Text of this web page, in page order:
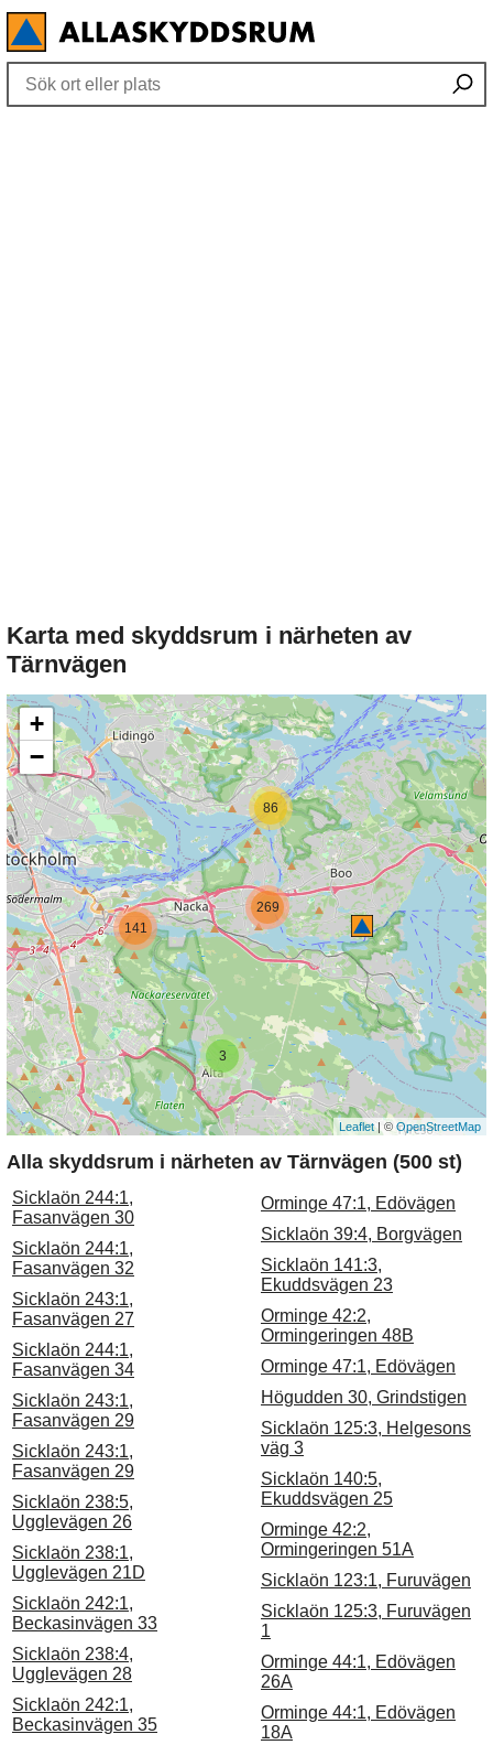
Karta med skyddsrum i närheten av
Tärnvägen
3
86
141
269
+
−
Leaflet| © OpenStreetMap
Alla skyddsrum i närheten av Tärnvägen (500 st)
Sicklaön 244:1,
Fasanvägen 30
Sicklaön 244:1,
Fasanvägen 32
Sicklaön 243:1,
Fasanvägen 27
Sicklaön 244:1,
Fasanvägen 34
Sicklaön 243:1,
Fasanvägen 29
Sicklaön 243:1,
Fasanvägen 29
Sicklaön 238:5,
Ugglevägen 26
Sicklaön 238:1,
Ugglevägen 21D
Sicklaön 242:1,
Beckasinvägen 33
Sicklaön 238:4,
Ugglevägen 28
Sicklaön 242:1,
Beckasinvägen 35
Orminge 47:1, Edövägen
Sicklaön 39:4, Borgvägen
Sicklaön 141:3,
Ekuddsvägen 23
Orminge 42:2,
Ormingeringen 48B
Orminge 47:1, Edövägen
Högudden 30, Grindstigen
Sicklaön 125:3, Helgesons
väg 3
Sicklaön 140:5,
Ekuddsvägen 25
Orminge 42:2,
Ormingeringen 51A
Sicklaön 123:1, Furuvägen
Sicklaön 125:3, Furuvägen
1
Orminge 44:1, Edövägen
26A
Orminge 44:1, Edövägen
18A